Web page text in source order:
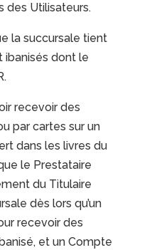
des Utilisateurs.
la succursale tient
dont le
recevoir des
par cartes sur un
dans les livres du
le Prestataire
du Titulaire
dès lors qu’un
recevoir des
et un Compte